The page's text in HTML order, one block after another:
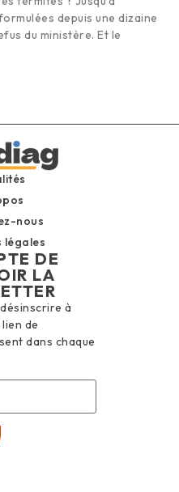
depuis une dizaine
du ministère. Et le
nous
légales
DE
LA
à
de
dans chaque